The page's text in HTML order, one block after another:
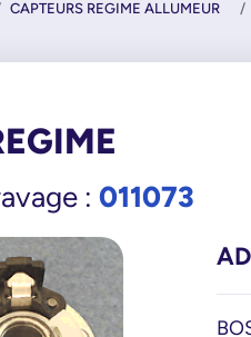
CAPTEURS REGIME ALLUMEUR
: 011073